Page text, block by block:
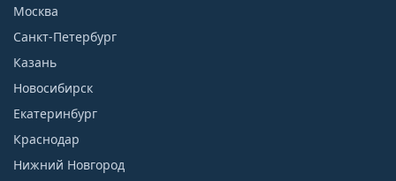
Москва
Санкт-Петербург
Казань
Новосибирск
Екатеринбург
Краснодар
Нижний Новгород